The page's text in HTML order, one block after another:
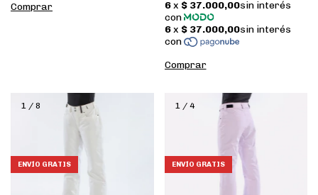
Comprar
Comprar
1 / 8
ENVÍO GRATIS
1/ 4
ENVÍO GRATIS